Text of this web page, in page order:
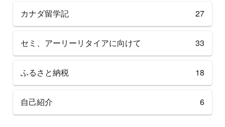
カナダ留学記 27
セミ、アーリーリタイアに向けて 33
ふるさと納税 18
自己紹介 6